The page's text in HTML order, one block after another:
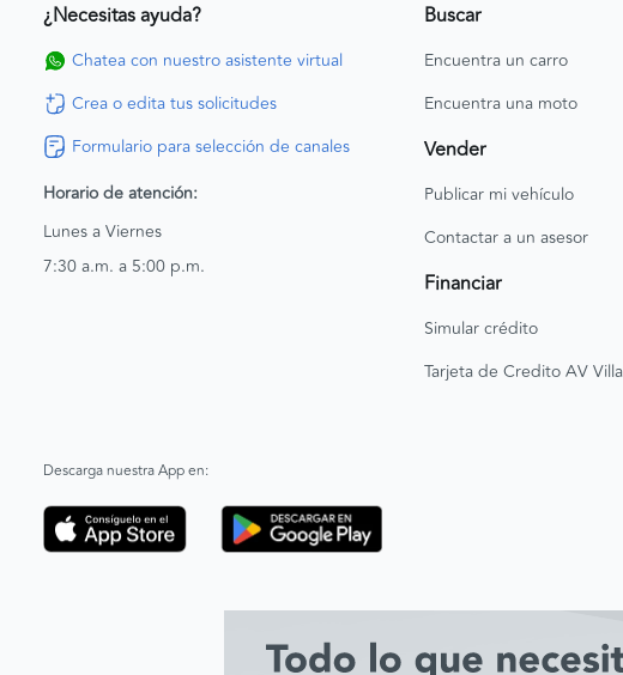
¿Necesitas ayuda?
Chatea con nuestro asistente virtual
Crea o edita tus solicitudes
Formulario para selección de canales
Horario de atención:
Lunes a Viernes
7:30 a.m. a 5:00 p.m.
Buscar
Encuentra un carro
Encuentra una moto
Vender
Publicar mi vehículo
Contactar a un asesor
Financiar
Simular crédito
Tarjeta de Credito AV
Descarga nuestra App en: